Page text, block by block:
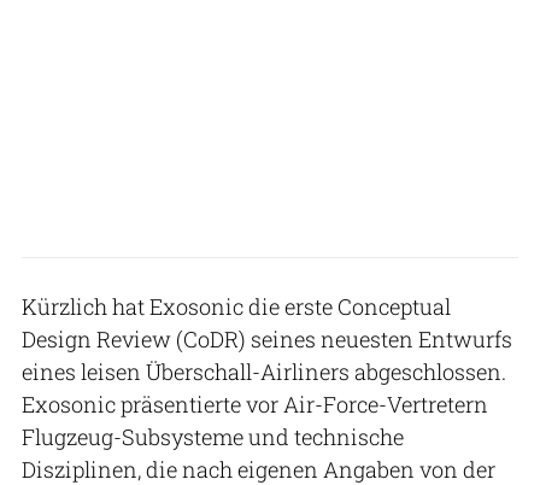
Kürzlich hat Exosonic die erste Conceptual
Design Review (CoDR) seines neuesten Entwurfs
eines leisen Überschall-Airliners abgeschlossen.
Exosonic präsentierte vor Air-Force-Vertretern
Flugzeug-Subsysteme und technische
Disziplinen, die nach eigenen Angaben von der